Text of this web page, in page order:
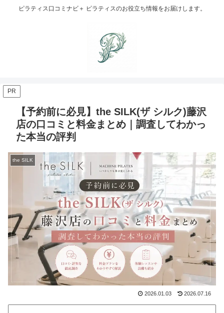
ピラティス口コミナビ＋ ピラティスのお役立ち情報をお届けします。
PR
【予約前に必見】the SILK(ザ シルク)藤沢
店の口コミと料金まとめ｜調査してわかっ
た本当の評判
the SILK
2026.01.03 2026.07.16